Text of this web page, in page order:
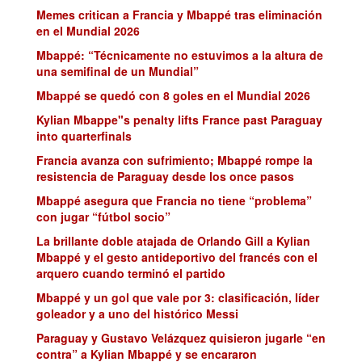
Memes critican a Francia y Mbappé tras eliminación
en el Mundial 2026
Mbappé: “Técnicamente no estuvimos a la altura de
una semifinal de un Mundial”
Mbappé se quedó con 8 goles en el Mundial 2026
Kylian Mbappe"s penalty lifts France past Paraguay
into quarterfinals
Francia avanza con sufrimiento; Mbappé rompe la
resistencia de Paraguay desde los once pasos
Mbappé asegura que Francia no tiene “problema”
con jugar “fútbol socio”
La brillante doble atajada de Orlando Gill a Kylian
Mbappé y el gesto antideportivo del francés con el
arquero cuando terminó el partido
Mbappé y un gol que vale por 3: clasificación, líder
goleador y a uno del histórico Messi
Paraguay y Gustavo Velázquez quisieron jugarle “en
contra” a Kylian Mbappé y se encararon